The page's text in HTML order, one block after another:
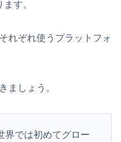
す。
れぞれ使うプラットフォ
ましょう。
界では初めてグロー